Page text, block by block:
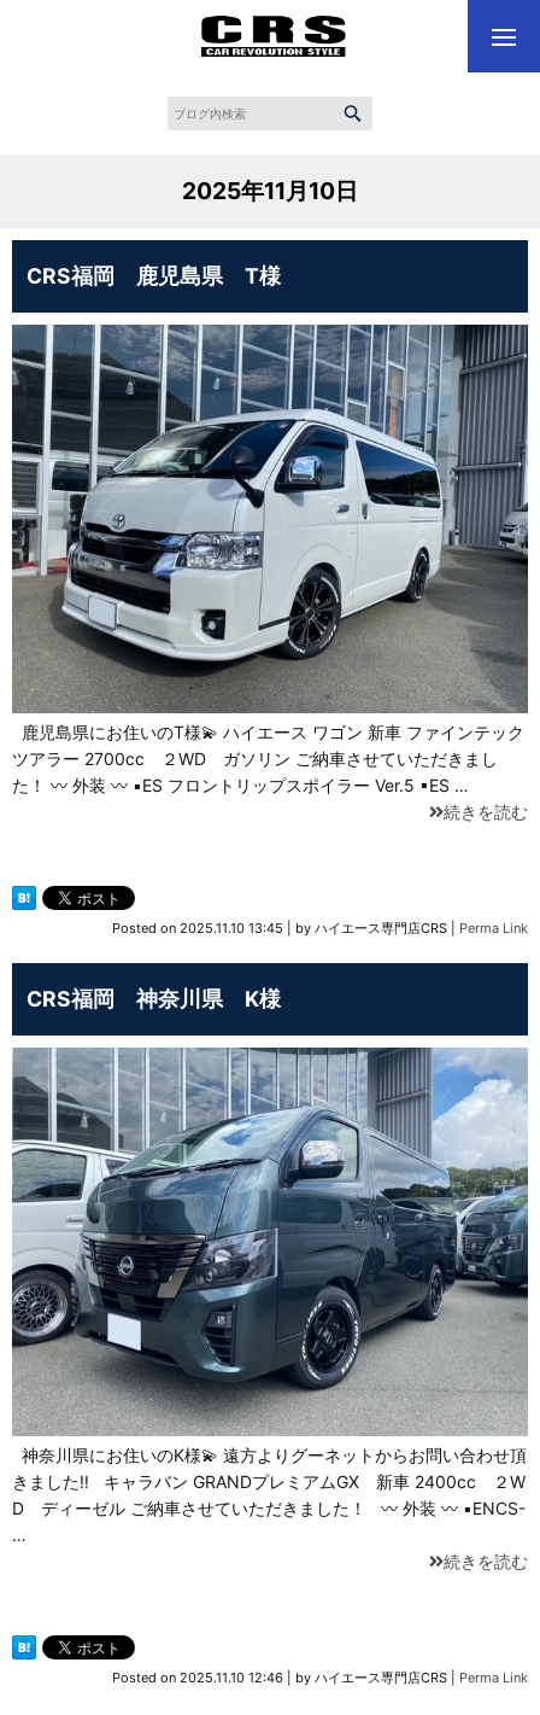
2025年11月10日
CRS福岡 鹿児島県 T様
鹿児島県にお住いのT様💫 ハイエース ワゴン 新車 ファインテック
ツアラー 2700cc ２WD ガソリン ご納車させていただきまし
た！ 〰 外装 〰 ▪ES フロントリップスポイラー Ver.5 ▪ES …
続きを読む
Posted on 2025.11.10 13:45 by ハイエース専門店CRS Perma Link
CRS福岡 神奈川県 K様
神奈川県にお住いのK様💫 遠方よりグーネットからお問い合わせ頂
きました‼ キャラバン GRANDプレミアムGX 新車 2400cc ２W
D ディーゼル ご納車させていただきました！ 〰 外装 〰 ▪ENCS-
…
続きを読む
Posted on 2025.11.10 12:46 by ハイエース専門店CRS Perma Link